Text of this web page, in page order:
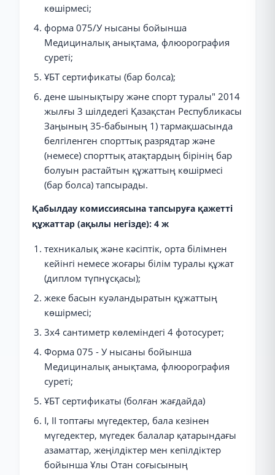
көшірмесі;
форма 075/У нысаны бойынша
Медициналық анықтама, флюорография
суреті;
ҰБТ сертификаты (бар болса);
дене шынықтыру және спорт туралы" 2014
жылғы 3 шілдедегі Қазақстан Республикасы
Заңының 35-бабының 1) тармақшасында
белгіленген спорттық разрядтар және
(немесе) спорттық атақтардың бірінің бар
болуын растайтын құжаттың көшірмесі
(бар болса) тапсырады.
Қабылдау комиссиясына тапсыруға қажетті
құжаттар (ақылы негізде): 4 ж
техникалық және кәсіптік, орта білімнен
кейінгі немесе жоғары білім туралы құжат
(диплом түпнұсқасы);
жеке басын куәландыратын құжаттың
көшірмесі;
3x4 сантиметр көлеміндегі 4 фотосурет;
Форма 075 - У нысаны бойынша
Медициналық анықтама, флюорография
суреті;
ҰБТ сертификаты (болған жағдайда)
I, II топтағы мүгедектер, бала кезінен
мүгедектер, мүгедек балалар қатарындағы
азаматтар, жеңілдіктер мен кепілдіктер
бойынша Ұлы Отан соғысының